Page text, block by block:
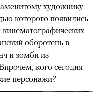
художнику
которого появились
кинематографических
оборотень в
и зомби из
кого сегодня
персонажи?